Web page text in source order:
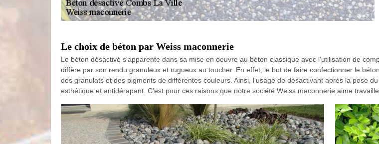
Le choix de béton par Weiss maconnerie
Le béton désactivé s'apparente dans sa mise en oeuvre au béton classique avec l'utilisation de
diffère par son rendu granuleux et rugueux au toucher. En effet, le but de faire confectionner le
des granulats et des pigments de différentes couleurs. Ainsi, l'usage de désactivant après la pose
esthétique et antidérapant. C'est pour ces raisons que notre société Weiss maconnerie aime